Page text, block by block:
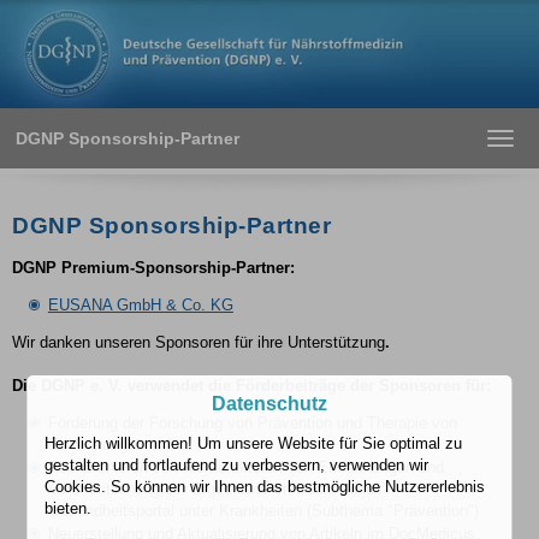
DGNP Sponsorship-Partner
DGNP Sponsorship-Partner
DGNP Premium-Sponsorship-Partner:
EUSANA GmbH & Co. KG
Wir danken unseren Sponsoren für ihre Unterstützung.
Die DGNP e. V. verwendet die Förderbeiträge der Sponsoren für:
Erkrankungen
Recherchieren von Risikofaktoren von Erkrankungen und
Veröffentlichung der Ergebnisse im DocMedicus
Gesundheitsportal unter Krankheiten (Subthema "Prävention")
Datenschutz
Herzlich willkommen! Um unsere Website für Sie optimal zu
gestalten und fortlaufend zu verbessern, verwenden wir
Cookies. So können wir Ihnen das bestmögliche Nutzererlebnis
bieten.